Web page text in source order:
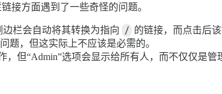
接方面遇到了一些奇怪的问题。
栏会自动将其转换为指向 / 的链接，而点击后
题，但这实际上不应该是必需的。
，但“Admin”选项会显示给所有人，而不仅仅是